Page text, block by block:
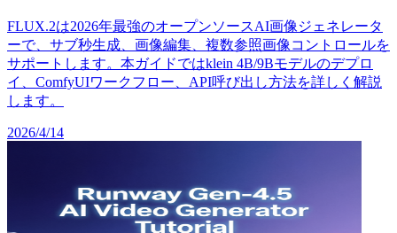
FLUX.2は2026年最強のオープンソースAI画像ジェネレータ
ーで、サブ秒生成、画像編集、複数参照画像コントロールを
サポートします。本ガイドではklein 4B/9Bモデルのデプロ
イ、ComfyUIワークフロー、API呼び出し方法を詳しく解説
します。
2026/4/14